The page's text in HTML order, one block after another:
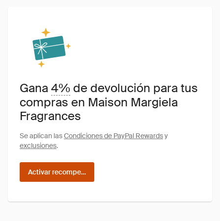
Gana4% de devolución para tus
compras en Maison Margiela
Fragrances
Se aplican lasCondiciones de PayPal Rewardsy
exclusiones.
Activar recompensas